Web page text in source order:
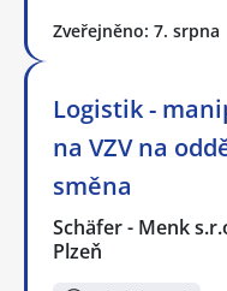
Zveřejněno: 7. srpna
Logistik -
na VZV na
směna
Schäfer - Menk
Plzeň